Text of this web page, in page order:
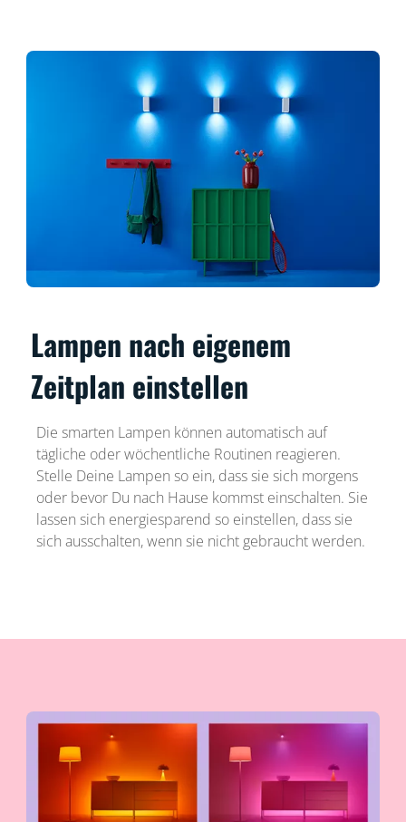
Lampen nach eigenem
Zeitplan einstellen
Die smarten Lampen können automatisch auf
tägliche oder wöchentliche Routinen reagieren.
Stelle Deine Lampen so ein, dass sie sich morgens
oder bevor Du nach Hause kommst einschalten. Sie
lassen sich energiesparend so einstellen, dass sie
sich ausschalten, wenn sie nicht gebraucht werden.